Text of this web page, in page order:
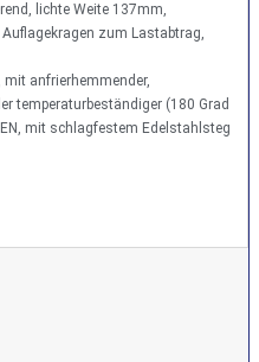
lichte Weite 137mm,
zum Lastabtrag,
anfrierhemmender,
temperaturbeständiger (180 Grad
mit schlagfestem Edelstahlsteg